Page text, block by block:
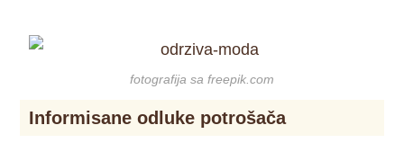
fotografija sa freepik.com
Informisane odluke potrošača